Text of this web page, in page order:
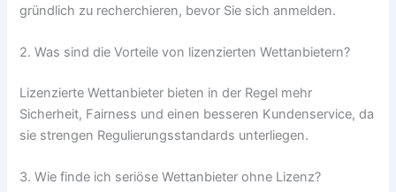
gründlich zu recherchieren, bevor Sie sich anmelden.
2. Was sind die Vorteile von lizenzierten Wettanbietern?
Lizenzierte Wettanbieter bieten in der Regel mehr
Sicherheit, Fairness und einen besseren Kundenservice, da
sie strengen Regulierungsstandards unterliegen.
3. Wie finde ich seriöse Wettanbieter ohne Lizenz?